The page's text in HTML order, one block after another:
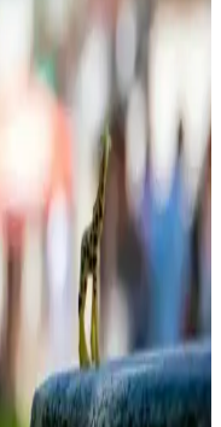
cilt sağlığını
kullanımıyla
sağlar.
Yöntemleri ve Cilt
doğal bir antioksidandır.
yaşlanmayı geciktirir,
Sağlığına
ve saç sağlığını
egzama ve kepek gibi